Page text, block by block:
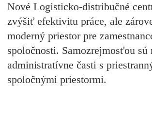
Nové Logisticko-distribučné
zvýšiť efektivitu práce, ale
moderný priestor pre
spoločnosti. Samozrejmosťou sú
administratívne časti s
spoločnými priestormi.